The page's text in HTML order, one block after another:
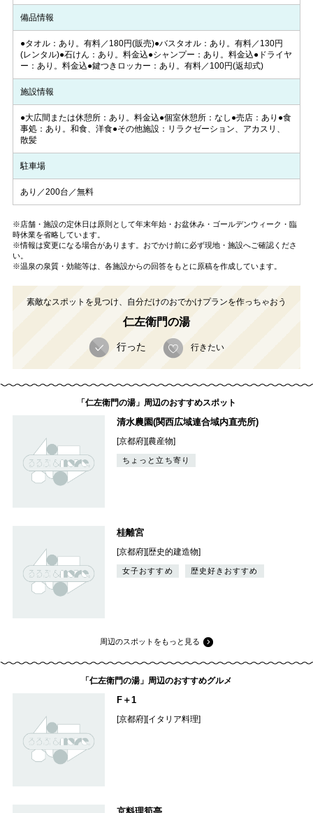
備品情報
●タオル：あり。有料／180円(販売)●バスタオル：あり。有料／130円
(レンタル)●石けん：あり。料金込●シャンプー：あり。料金込●ドライヤ
ー：あり。料金込●鍵つきロッカー：あり。有料／100円(返却式)
施設情報
●大広間または休憩所：あり。料金込●個室休憩所：なし●売店：あり●食
事処：あり。和食、洋食●その他施設：リラクゼーション、アカスリ、
散髪
駐車場
あり／200台／無料
※店舗・施設の定休日は原則として年末年始・お盆休み・ゴールデンウィーク・臨
時休業を省略しています。
※情報は変更になる場合があります。おでかけ前に必ず現地・施設へご確認くださ
い。
※温泉の泉質・効能等は、各施設からの回答をもとに原稿を作成しています。
素敵なスポットを見つけ、自分だけのおでかけプランを作っちゃおう
仁左衛門の湯
行った 行きたい
「仁左衛門の湯」周辺のおすすめスポット
清水農園(関西広域連合域内直売所)
[京都府][農産物]
ちょっと立ち寄り
桂離宮
[京都府][歴史的建造物]
女子おすすめ 歴史好きおすすめ
周辺のスポットをもっと見る
「仁左衛門の湯」周辺のおすすめグルメ
F＋1
[京都府][イタリア料理]